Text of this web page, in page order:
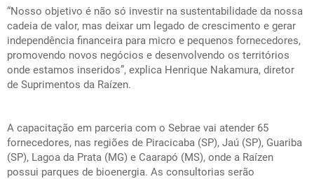
“Nosso objetivo é não só investir na sustentabilidade da nossa
cadeia de valor, mas deixar um legado de crescimento e gerar
independência financeira para micro e pequenos fornecedores,
promovendo novos negócios e desenvolvendo os territórios
onde estamos inseridos”, explica Henrique Nakamura, diretor
de Suprimentos da Raízen.
A capacitação em parceria com o Sebrae vai atender 65
fornecedores, nas regiões de Piracicaba (SP), Jaú (SP), Guariba
(SP), Lagoa da Prata (MG) e Caarapó (MS), onde a Raízen
possui parques de bioenergia. As consultorias serão